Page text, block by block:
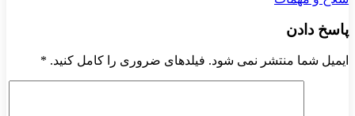
پاسخ دادن
ایمیل شما منتشر نمی شود. فیلدهای ضروری را کامل کنید. *